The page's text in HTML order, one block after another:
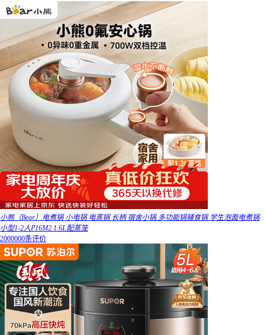
小熊（Bear）电煮锅 小电锅 电蒸锅 长柄 宿舍小锅 多功能锅辅食锅 学生泡面电煮锅
小型1-2人P16M2 1.6L配蒸笼
2000000条评价